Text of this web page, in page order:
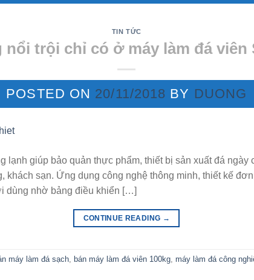
TIN TỨC
nổi trội chỉ có ở máy làm đá viên
POSTED ON 20/11/2018 BY DUONG
lạnh giúp bảo quản thực phẩm, thiết bị sản xuất đá ngày
khách sạn. Ứng dụng công nghệ thông minh, thiết kế
dùng nhờ bảng điều khiển […]
CONTINUE READING →
máy làm đá sạch, bán máy làm đá viên 100kg, máy làm đá công